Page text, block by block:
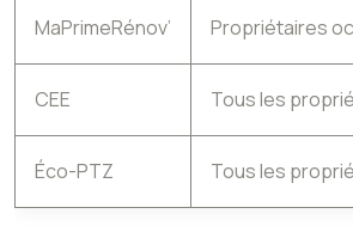
MaPrimeRénov’ Propriétaires
CEE Tous les
Éco-PTZ Tous les